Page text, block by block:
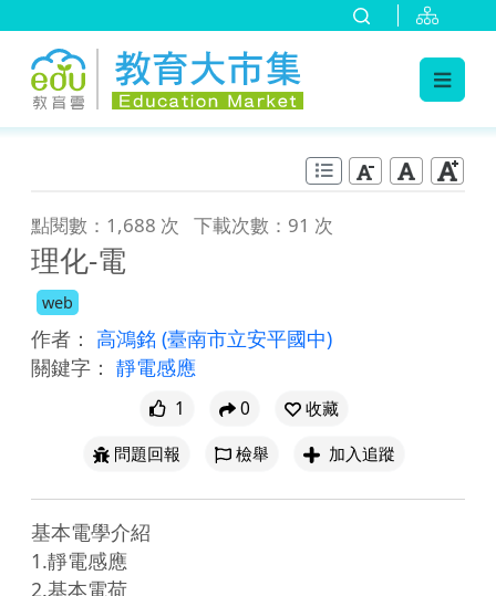
點閱數：1,688 次 下載次數：91 次
理化-電
web
作者： 高鴻銘 (臺南市立安平國中)
關鍵字： 靜電感應
1 0
收藏
問題回報
檢舉 加入追蹤
基本電學介紹
1.靜電感應
2.基本電荷